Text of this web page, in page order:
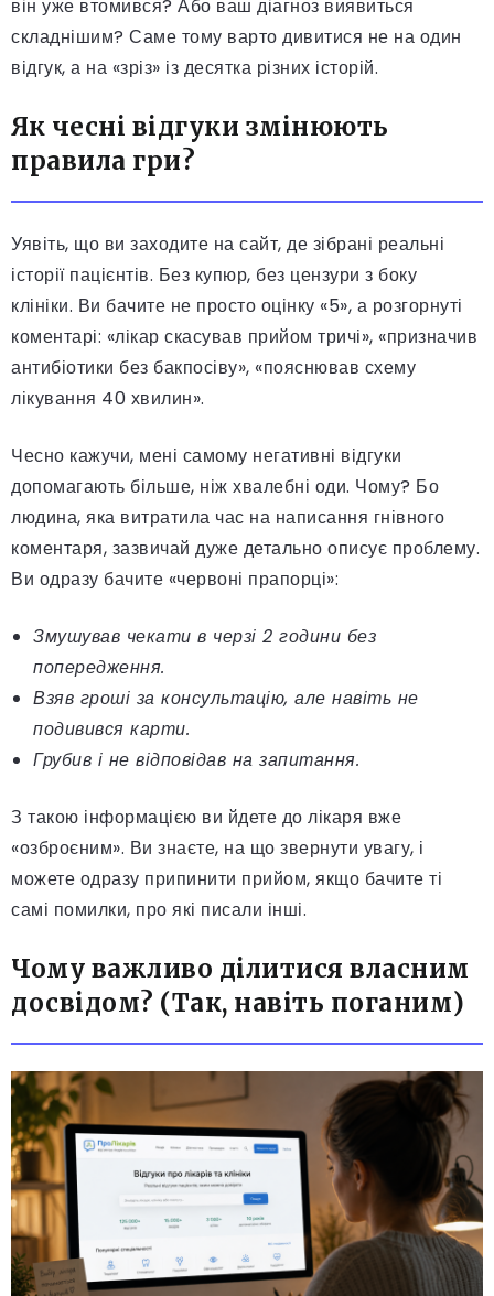
він уже втомився? Або ваш діагноз виявиться
складнішим? Саме тому варто дивитися не на один
відгук, а на «зріз» із десятка різних історій.
Як чесні відгуки змінюють
правила гри?
Уявіть, що ви заходите на сайт, де зібрані реальні
історії пацієнтів. Без купюр, без цензури з боку
клініки. Ви бачите не просто оцінку «5», а розгорнуті
коментарі: «лікар скасував прийом тричі», «призначив
антибіотики без бакпосіву», «пояснював схему
лікування 40 хвилин».
Чесно кажучи, мені самому негативні відгуки
допомагають більше, ніж хвалебні оди. Чому? Бо
людина, яка витратила час на написання гнівного
коментаря, зазвичай дуже детально описує проблему.
Ви одразу бачите «червоні прапорці»:
Змушував чекати в черзі 2 години без
попередження.
Взяв гроші за консультацію, але навіть не
подивився карти.
Грубив і не відповідав на запитання.
З такою інформацією ви йдете до лікаря вже
«озброєним». Ви знаєте, на що звернути увагу, і
можете одразу припинити прийом, якщо бачите ті
самі помилки, про які писали інші.
Чому важливо ділитися власним
досвідом? (Так, навіть поганим)